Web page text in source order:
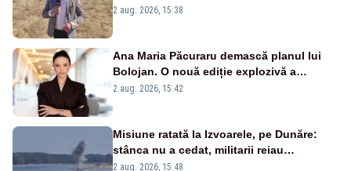
2 aug. 2026, 15:38
Ana Maria Păcuraru demască planul lui
Bolojan. O nouă ediție explozivă a
emisiunii „Miza Zilei” la Realitatea PLUS
2 aug. 2026, 15:42
Misiune ratată la Izvoarele, pe Dunăre:
stânca nu a cedat, militarii reiau
detonările luni – VIDEO
2 aug. 2026, 15:48